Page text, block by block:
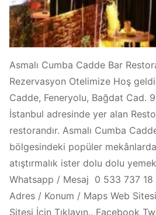
Asmalı Cumba Cadde Bar
Rezervasyon Otelimize Hoş
Cadde, Feneryolu, Bağdat Cad.
İstanbul adresinde yer alan
restorandır. Asmalı Cumba
bölgesindeki popüler
atıştırmalık ister dolu dolu
Whatsapp / Mesaj 0 533 737
Adres / Konum / Maps Web
Sitesi İçin Tıklayın.. Facebook